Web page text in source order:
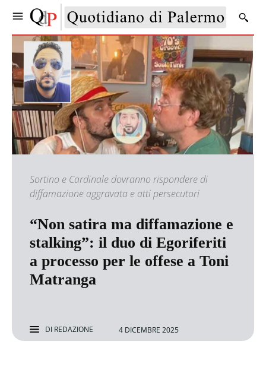
Sortino e Cardinale dovranno rispondere di
diffamazione aggravata e atti persecutori
“Non satira ma diffamazione e
stalking”: il duo di Egoriferiti
a processo per le offese a Toni
Matranga
DI REDAZIONE 4 DICEMBRE 2025